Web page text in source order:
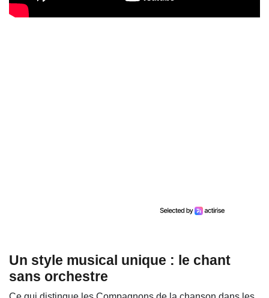
Un style musical unique : le chant
sans orchestre